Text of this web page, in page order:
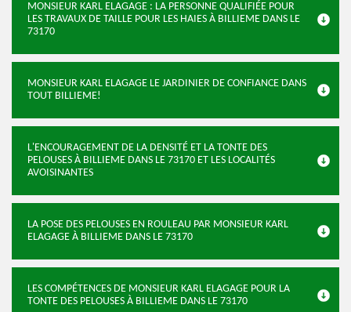
MONSIEUR KARL ELAGAGE : LA PERSONNE QUALIFIÉE POUR
LES TRAVAUX DE TAILLE POUR LES HAIES À BILLIEME DANS LE
73170
MONSIEUR KARL ELAGAGE LE JARDINIER DE CONFIANCE DANS
TOUT BILLIEME!
L'ENCOURAGEMENT DE LA DENSITÉ ET LA TONTE DES
PELOUSES À BILLIEME DANS LE 73170 ET LES LOCALITÉS
AVOISINANTES
LA POSE DES PELOUSES EN ROULEAU PAR MONSIEUR KARL
ELAGAGE À BILLIEME DANS LE 73170
LES COMPÉTENCES DE MONSIEUR KARL ELAGAGE POUR LA
TONTE DES PELOUSES À BILLIEME DANS LE 73170